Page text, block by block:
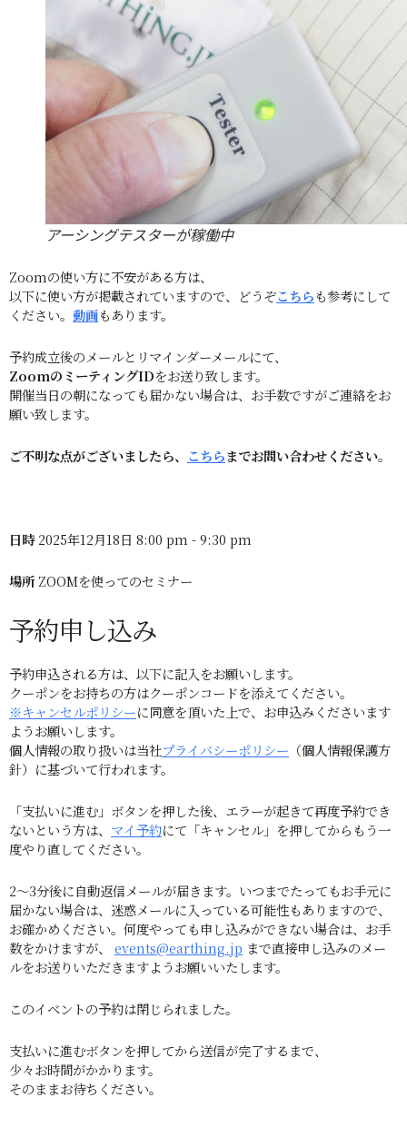
アーシングテスターが稼働中
Zoomの使い方に不安がある方は、
以下に使い方が掲載されていますので、どうぞこちらも参考にして
ください。 動画もあります。
予約成立後のメールとリマインダーメールにて、
ZoomのミーティングIDをお送り致します。
開催当日の朝になっても届かない場合は、お手数ですがご連絡をお
願い致します。
ご不明な点がございましたら、 こちらまでお問い合わせください。
日時2025年12月18日 8:00 pm - 9:30 pm
場所ZOOMを使ってのセミナー
予約申し込み
予約申込される方は、以下に記入をお願いします。
クーポンをお持ちの方はクーポンコードを添えてください。
※キャンセルポリシーに同意を頂いた上で、お申込みくださいます
ようお願いします。
個人情報の取り扱いは当社プライバシーポリシー （個人情報保護方
針）に基づいて行われます。
「支払いに進む」ボタンを押した後、エラーが起きて再度予約でき
ないという方は、 マイ予約にて「キャンセル」を押してからもう一
度やり直してください。
2～3分後に自動返信メールが届きます。いつまでたってもお手元に
届かない場合は、迷惑メールに入っている可能性もありますので、
お確かめください。何度やっても申し込みができない場合は、お手
数をかけますが、 events@earthing.jp まで直接申し込みのメー
ルをお送りいただきますようお願いいたします。
このイベントの予約は閉じられました。
支払いに進むボタンを押してから送信が完了するまで、
少々お時間がかかります。
そのままお待ちください。